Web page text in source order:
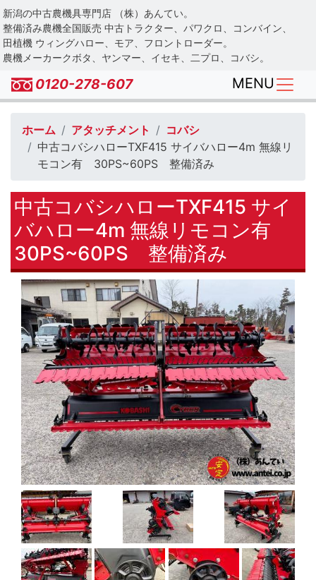
Skip
to
main
content
新潟の中古農機具専門店 （株）あんてい。
整備済み農機全国販売 中古トラクター、パワクロ、コンバイン、
田植機 ウィングハロー、モア、フロントローダー。
農機メーカークボタ、ヤンマー、イセキ、二プロ、コバシ。
0120-278-607 MENU
ホーム アタッチメント
コバシ
中古コバシハローTXF415 サイバハロー4m 無線リ
モコン有 30PS~60PS 整備済み
中古コバシハローTXF415 サイ
バハロー4m 無線リモコン有
30PS~60PS 整備済み